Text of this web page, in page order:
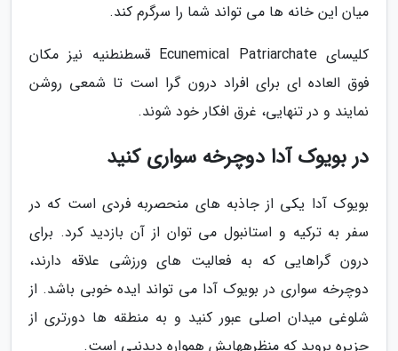
میان این خانه ها می تواند شما را سرگرم کند.
کلیسای Ecunemical Patriarchate قسطنطنیه نیز مکان
فوق العاده ای برای افراد درون گرا است تا شمعی روشن
نمایند و در تنهایی، غرق افکار خود شوند.
در بویوک آدا دوچرخه سواری کنید
بویوک آدا یکی از جاذبه های منحصربه فردی است که در
سفر به ترکیه و استانبول می توان از آن بازدید کرد. برای
درون گراهایی که به فعالیت های ورزشی علاقه دارند،
دوچرخه سواری در بویوک آدا می تواند ایده خوبی باشد. از
شلوغی میدان اصلی عبور کنید و به منطقه ها دورتری از
جزیره بروید که منظرههایش همواره دیدنیی است.